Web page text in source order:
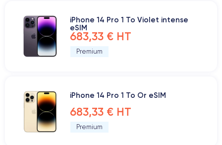
iPhone 14 Pro 1 To Violet intense
eSIM
683,33 € HT
Premium
iPhone 14 Pro 1 To Or eSIM
683,33 € HT
Premium